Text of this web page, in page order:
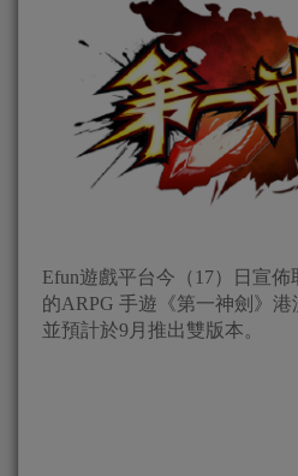
Efun遊戲平台今（17）日宣
的ARPG 手遊《第一神劍》港
並預計於9月推出雙版本。